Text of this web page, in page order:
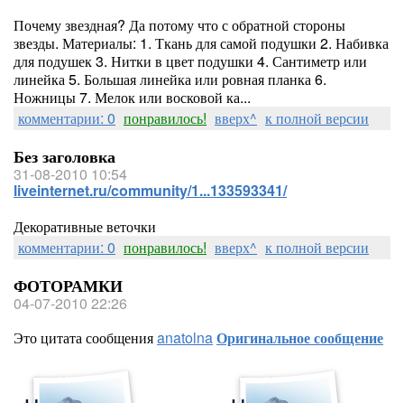
Почему звездная? Да потому что с обратной стороны
звезды. Материалы: 1. Ткань для самой подушки 2. Набивка
для подушек 3. Нитки в цвет подушки 4. Сантиметр или
линейка 5. Большая линейка или ровная планка 6.
Ножницы 7. Мелок или восковой ка...
комментарии: 0 понравилось! вверх^ к полной версии
Без заголовка
31-08-2010 10:54
liveinternet.ru/community/1...133593341/
Декоративные веточки
комментарии: 0 понравилось! вверх^ к полной версии
ФОТОРАМКИ
04-07-2010 22:26
Это цитата сообщенияanatolnaОригинальное сообщение